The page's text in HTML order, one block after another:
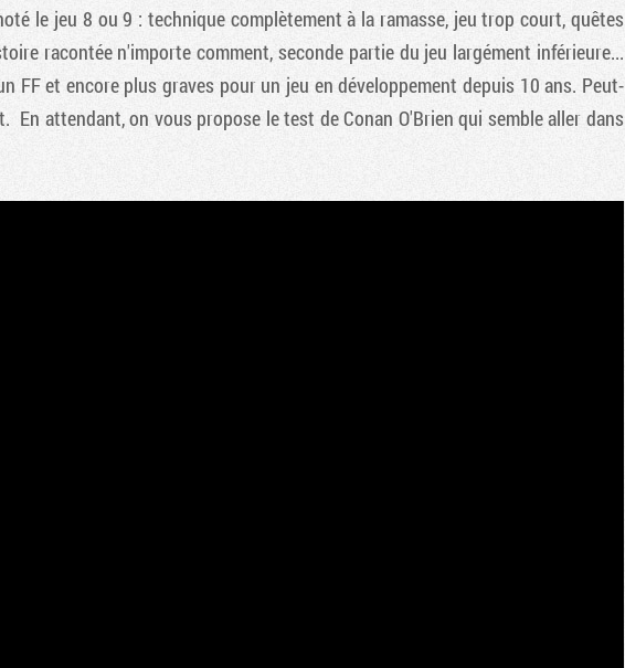
le jeu 8 ou 9 : technique complètement à la ramasse, jeu trop court, quêtes
racontée n'importe comment, seconde partie du jeu largément inférieure...
FF et encore plus graves pour un jeu en développement depuis 10 ans. Peut-
attendant, on vous propose le test de Conan O'Brien qui semble aller dans